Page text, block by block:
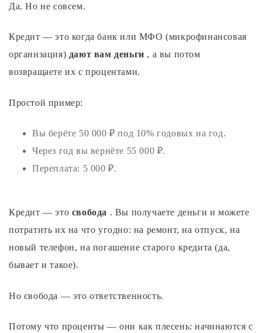
Да. Но не совсем.
Кредит — это когда банк или МФО (микрофинансовая
организация) дают вам деньги , а вы потом
возвращаете их с процентами.
Простой пример:
Вы берёте 50 000 ₽ под 10% годовых на год.
Через год вы вернёте 55 000 ₽.
Переплата: 5 000 ₽.
Кредит — это свобода . Вы получаете деньги и можете
потратить их на что угодно: на ремонт, на отпуск, на
новый телефон, на погашение старого кредита (да,
бывает и такое).
Но свобода — это ответственность.
Потому что проценты — они как плесень: начинаются с